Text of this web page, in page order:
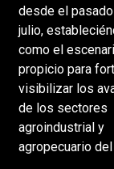
desde el
julio,
como el
propicio para
visibilizar los
de los sectores
agroindustrial y
agropecuario